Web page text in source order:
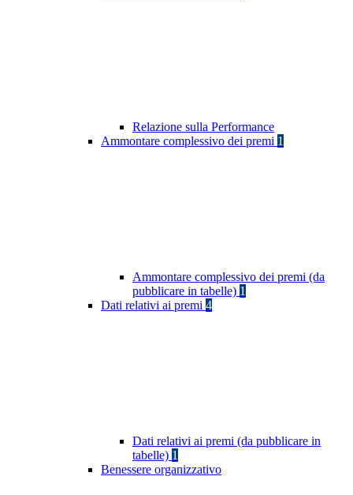
Relazione sulla Performance
Ammontare complessivo dei premi 1
Ammontare complessivo dei premi (da
pubblicare in tabelle) 1
Dati relativi ai premi 4
Dati relativi ai premi (da pubblicare in
tabelle) 1
Benessere organizzativo